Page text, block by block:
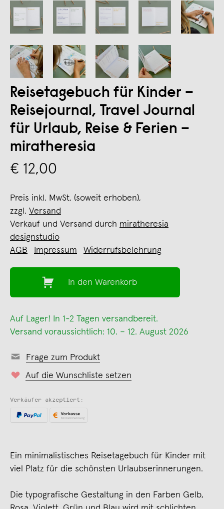
Reisetagebuch für Kinder –
Reisejournal, Travel Journal
für Urlaub, Reise & Ferien –
miratheresia
€ 12,00
Preis inkl. MwSt. (soweit erhoben),
zzgl. Versand
Verkauf und Versand durch miratheresia
designstudio
AGB
Impressum Widerrufsbelehrung
In den Warenkorb
Auf Lager! In 1-2 Tagen versandbereit.
Versand voraussichtlich: 10. – 12. August 2026
Frage zum Produkt
Auf die Wunschliste setzen
Verkäufer akzeptiert:
Ein minimalistisches Reisetagebuch für Kinder mit
viel Platz für die schönsten Urlaubserinnerungen.
Die typografische Gestaltung in den Farben Gelb,